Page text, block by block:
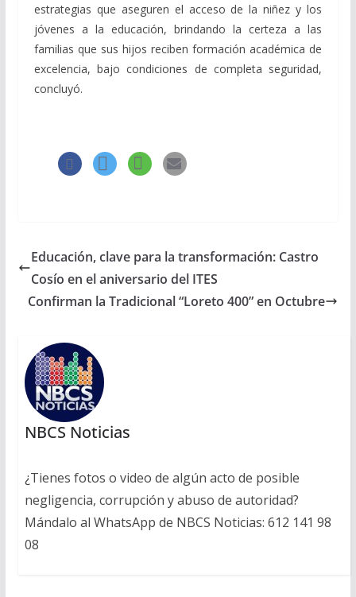
estrategias que aseguren el acceso de la niñez y los
jóvenes a la educación, brindando la certeza a las
familias que sus hijos reciben formación académica de
excelencia, bajo condiciones de completa seguridad,
concluyó.
Educación, clave para la transformación: Castro
Cosío en el aniversario del ITES
Confirman la Tradicional “Loreto 400” en Octubre
NBCS Noticias
¿Tienes fotos o video de algún acto de posible
negligencia, corrupción y abuso de autoridad?
Mándalo al WhatsApp de NBCS Noticias: 612 141 98
08